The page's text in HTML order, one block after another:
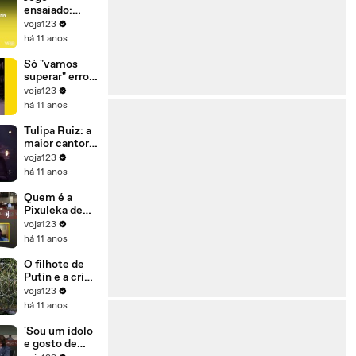
para se
manter no
poder'
ensaiado:
Dilma ganhou
ontem para
amanhã
voja123
há 11 anos
Só "vamos
superar" erros
(e crimes) se
Dilma sair do
voja123
há 11 anos
Tulipa Ruiz: a
maior cantora
da sua
geração
voja123
há 11 anos
Quem é a
Pixuleka de
Lula?
voja123
há 11 anos
O filhote de
Putin e a crise
de refugiados
voja123
há 11 anos
'Sou um ídolo
e gosto de